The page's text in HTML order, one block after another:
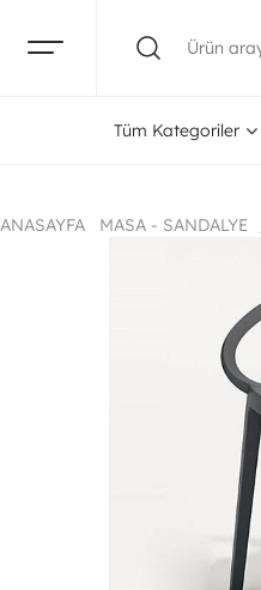
Tüm Kategoriler
ANASAYFA MASA - SANDALYE